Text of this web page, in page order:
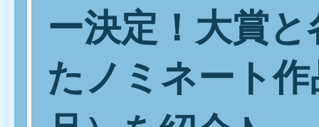
ー決定！大賞
たノミネート